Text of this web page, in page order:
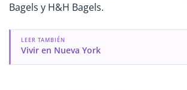
Bagels y H&H Bagels.
LEER TAMBIÉN
Vivir en Nueva York